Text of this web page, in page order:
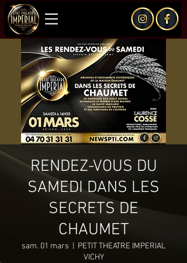
RENDEZ-VOUS DU
SAMEDI DANS LES
SECRETS DE
CHAUMET
sam. 01 mars
PETIT THEATRE IMPERIAL
VICHY